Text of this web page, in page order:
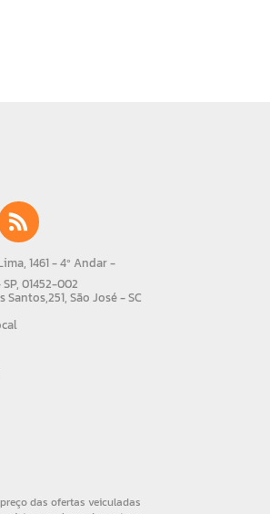
1461 - 4º Andar -
01452-002
Santos,251, São José - SC